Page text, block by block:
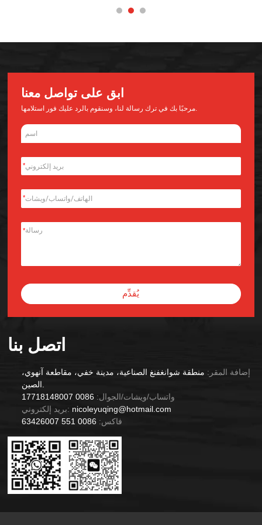
اتصل بنا
إضافة المقر: منطقة شوانغفنغ الصناعية، مدينة خفي، مقاطعة آنهوي،
الصين.
واتساب/ويشات/الجوال: 0086 17718148007
بريد إلكتروني: nicoleyuqing@hotmail.com
فاكس: 0086 551 63426007
ابق على تواصل معنا
مرحبًا بك في ترك رسالة لنا، وسنقوم بالرد عليك فور استلامها.
*
*
*
يُقدِّم